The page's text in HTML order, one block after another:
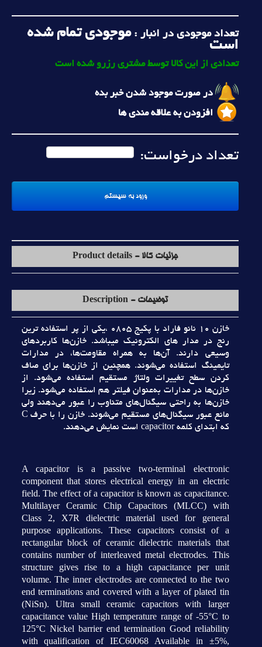
تعداد موجودی در انبار :موجودی تمام شده
است
تعدادی از این کالا توسط مشتری رزرو شده است
در صورت موجود شدن خبر بده
افزودن به علاقه مندی ها
تعداد درخواست:
جزئیات کالا - Product details
توضیحات - Description
خازن 10 نانو فاراد با پکيج 0805 ،يکي از پر استفاده ترين
رنج در مدار هاي الکترونيک ميباشد. خازن‌ها کاربردهاي
وسيعي دارند. آن‌ها به همراه مقاومت‌ها، در مدارات
تايمينگ استفاده مي‌شوند. همچنين از خازن‌ها براي صاف
کردن سطح تغييرات ولتاژ مستقيم استفاده مي‌شود. از
خازن‌ها در مدارات به‌عنوان فيلتر هم استفاده مي‌شود. زيرا
خازن‌ها به راحتي سيگنال‌هاي متناوب را عبور مي‌دهند ولي
مانع عبور سيگنال‌هاي مستقيم مي‌شوند. خازن را با حرف C
که ابتداي کلمه capacitor است نمايش مي‌دهند.
A capacitor is a passive two-terminal electronic
component that stores electrical energy in an electric
field. The effect of a capacitor is known as capacitance.
Multilayer Ceramic Chip Capacitors (MLCC) with
Class 2, X7R dielectric material used for general
purpose applications. These capacitors consist of a
rectangular block of ceramic dielectric materials that
contains number of interleaved metal electrodes. This
structure gives rise to a high capacitance per unit
volume. The inner electrodes are connected to the two
end terminations and covered with a layer of plated tin
(NiSn). Ultra small ceramic capacitors with larger
capacitance value High temperature range of -55°C to
125°C Nickel barrier end termination Good reliability
with qualification of IEC60068 Available in ±5%,